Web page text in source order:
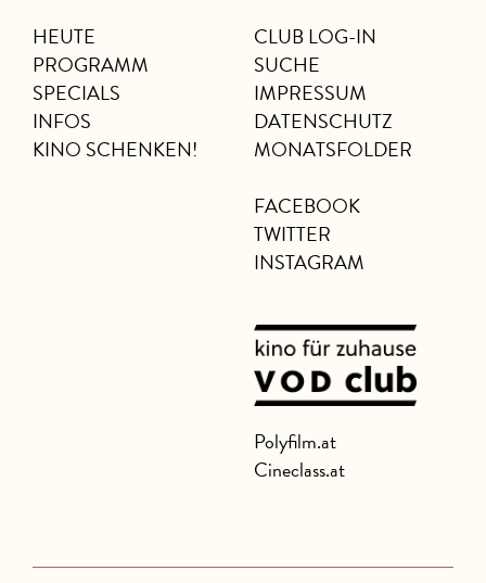
HEUTE
PROGRAMM
SPECIALS
INFOS
KINO SCHENKEN!
CLUB LOG-IN
SUCHE
IMPRESSUM
DATENSCHUTZ
MONATSFOLDER
FACEBOOK
TWITTER
INSTAGRAM
Polyfilm.at
Cineclass.at